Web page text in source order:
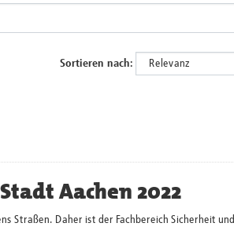
Sortieren nach
Aachen 2022
Straßen. Daher ist der Fachbereich Sicherheit und